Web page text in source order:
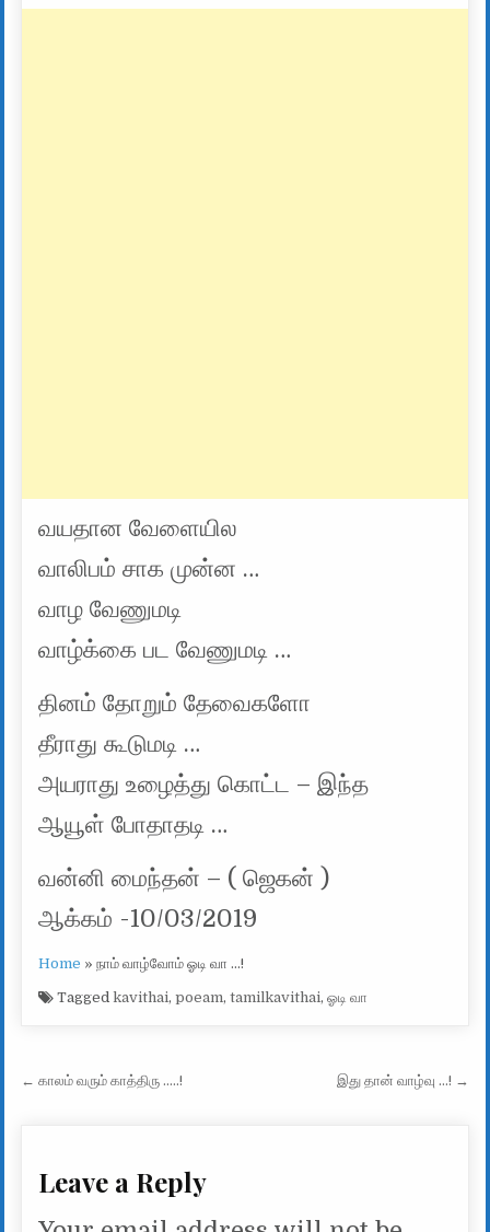
வயதான வேளையில
வாலிபம் சாக முன்ன …
வாழ வேணுமடி
வாழ்க்கை பட வேணுமடி …
தினம் தோறும் தேவைகளோ
தீராது கூடுமடி …
அயராது உழைத்து கொட்ட – இந்த
ஆயூள் போதாதடி …
வன்னி மைந்தன் – ( ஜெகன் )
ஆக்கம் -10/03/2019
Home »நாம் வாழ்வோம் ஓடி வா …!
Taggedkavithai,poeam,tamilkavithai,ஓடி வா
Post navigation
← காலம் வரும் காத்திரு …..! இது தான் வாழ்வு …! →
Leave a Reply